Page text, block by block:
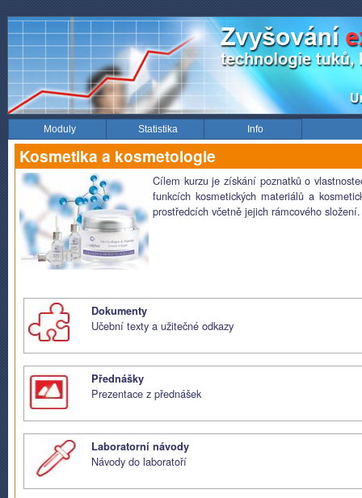
Moduly Statistika Info
Kosmetika a kosmetologie
Cílem kurzu je získání poznatků o
funkcích kosmetických materiálů a
prostředcích včetně jejich rámcového složení.
Dokumenty
Učební texty a užitečné odkazy
STAG
odkaz do systému studijní
agendy
Přednášky
Prezentace z přednášek
Laboratorní návody
Návody do laboratoří